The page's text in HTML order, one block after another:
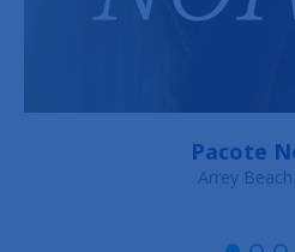
Pacote de
Arrey